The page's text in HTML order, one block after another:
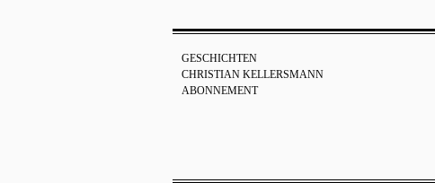
GESCHICHTEN
CHRISTIAN KELLERSMANN
ABONNEMENT